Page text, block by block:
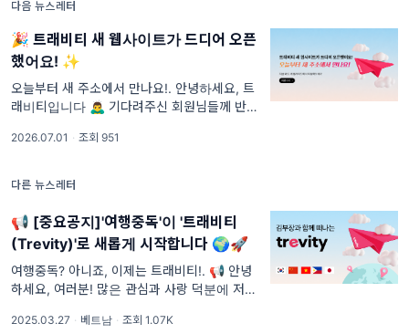
다음 뉴스레터
🎉 트래비티 새 웹사이트가 드디어 오픈
했어요! ✨
오늘부터 새 주소에서 만나요!. 안녕하세요, 트
래비티입니다 🙇‍♂️ 기다려주신 회원님들께 반가
2026.07.01 · 조회 951
다른 뉴스레터
📢 [중요공지]'여행중독'이 '트래비티
(Trevity)'로 새롭게 시작합니다 🌍🚀
여행중독? 아니죠, 이제는 트래비티!. 📢 안녕
하세요, 여러분! 많은 관심과 사랑 덕분에 저희
시작하게 되었습니다! ✨
2025.03.27 · 베트남 · 조회 1.07K